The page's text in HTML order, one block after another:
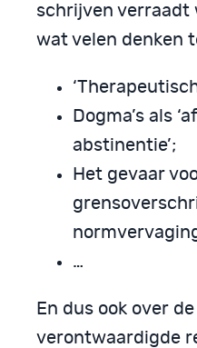
schrijven verraadt
wat velen denken
Dogma’s als
abstinentie’;
Het gevaar
…
En dus ook over
verontwaardigde